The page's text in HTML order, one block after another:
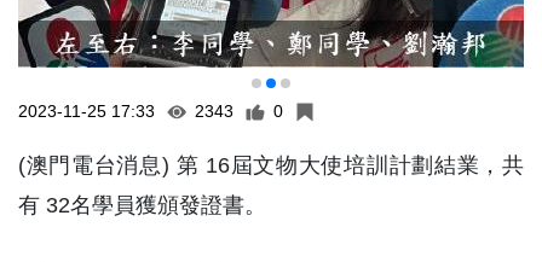
2023-11-25 17:33 2343 0
(澳門電台消息) 第 16屆文物大使培訓計劃結業，共
有 32名學員獲頒發證書。